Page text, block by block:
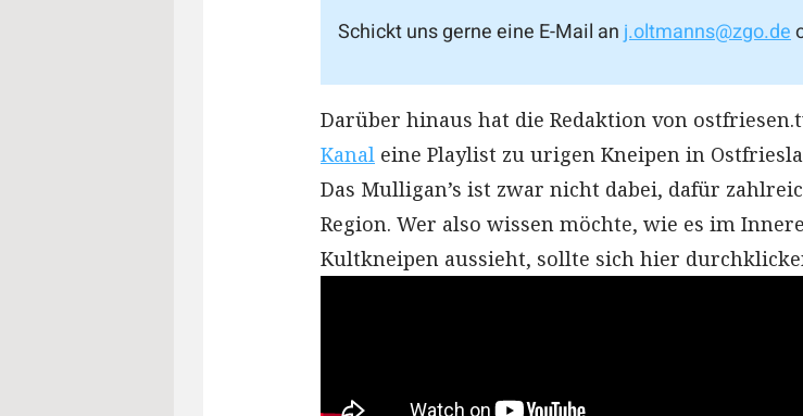
Schickt uns gerne eine E-Mail anj.oltmanns@zgo.de
Darüber hinaus hat die Redaktion von
Kanal eine Playlist zu urigen Kneipen in
Das Mulligan’s ist zwar nicht dabei, dafür
Region. Wer also wissen möchte, wie es im
Kultkneipen aussieht, sollte sich hier